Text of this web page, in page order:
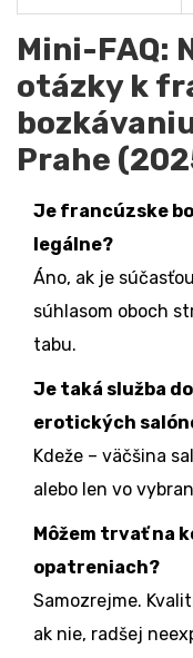
Mini-FAQ:
otázky k
Prahe
Je francúzske
legálne?
Áno, ak je
súhlasom oboch
tabu.
Je taká služba
erotických
Kdeže – väčšina
alebo len vo
Môžem trvať na
opatreniach?
Samozrejme.
ak nie, radšej